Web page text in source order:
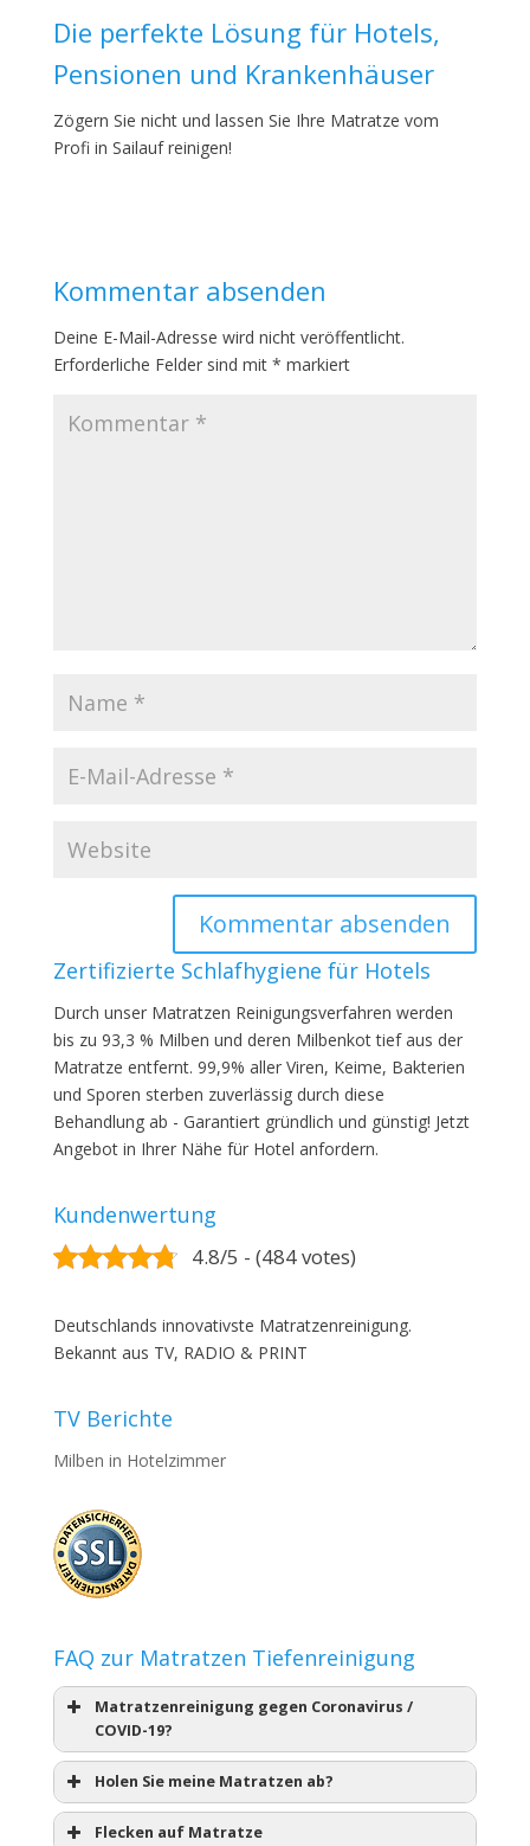
Die perfekte Lösung für Hotels,
Pensionen und Krankenhäuser
Zögern Sie nicht und lassen Sie Ihre Matratze vom
Profi in Sailauf reinigen!
Kommentar absenden
Deine E-Mail-Adresse wird nicht veröffentlicht.
Erforderliche Felder sind mit * markiert
Zertifizierte Schlafhygiene für Hotels
Durch unser Matratzen Reinigungsverfahren werden
bis zu 93,3 % Milben und deren Milbenkot tief aus der
Matratze entfernt. 99,9% aller Viren, Keime, Bakterien
und Sporen sterben zuverlässig durch diese
Behandlung ab - Garantiert gründlich und günstig! Jetzt
Angebot in Ihrer Nähe für Hotel anfordern.
Kundenwertung
4.8/5 - (484 votes)
Deutschlands innovativste Matratzenreinigung.
Bekannt aus TV, RADIO & PRINT
TV Berichte
Milben in Hotelzimmer
FAQ zur Matratzen Tiefenreinigung
Matratzenreinigung gegen Coronavirus /
COVID-19?
Holen Sie meine Matratzen ab?
Flecken auf Matratze